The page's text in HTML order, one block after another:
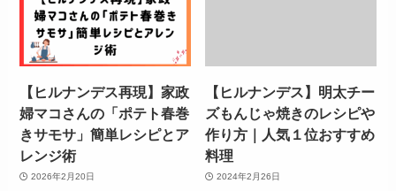
【ヒルナンデス再現】家政
婦マコさんの「ポテト春巻
きサモサ」簡単レシピとア
レンジ術
2026年2月20日
【ヒルナンデス】明太チー
ズもんじゃ焼きのレシピや
作り方｜人気１位おすすめ
料理
2024年2月26日